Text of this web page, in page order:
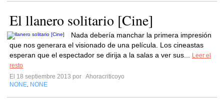
El llanero solitario [Cine]
Nada debería manchar la primera impresión
que nos generara el visionado de una película. Los cineastas
esperan que el espectador se dirija a la salas a ver sus...
Leer el
resto
El 18 septiembre 2013 por Ahoracriticoyo
NONE NONE